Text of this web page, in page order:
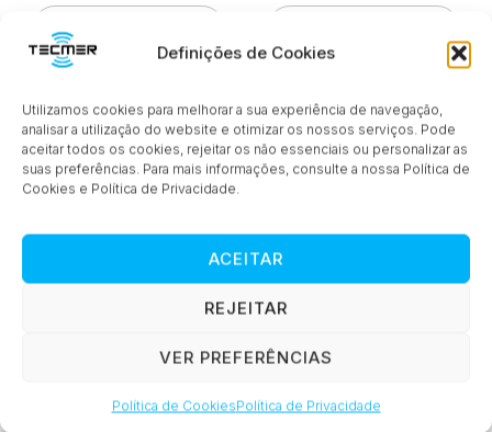
Definições de Cookies
Utilizamos cookies para melhorar a sua experiência de navegação,
analisar a utilização do website e otimizar os nossos serviços. Pode
aceitar todos os cookies, rejeitar os não essenciais ou personalizar as
suas preferências. Para mais informações, consulte a nossa Política de
Cookies e Política de Privacidade.
ACEITAR
REJEITAR
VER PREFERÊNCIAS
Política de CookiesPolítica de Privacidade
Super Anéis
de Ar
Ver Produto
Anéis de Ar
Standard